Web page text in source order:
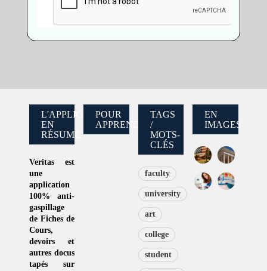
L'APPLICATION
EN
RÉSUMÉ
Veritasest
une
application
100% anti-
gaspillage
de Fiches de
Cours,
devoirs et
autres docus
tapés sur
POUR
APPRENDRE
TAGS
/
MOTS-
CLÉS
faculty
university
art
college
student
EN
IMAGES